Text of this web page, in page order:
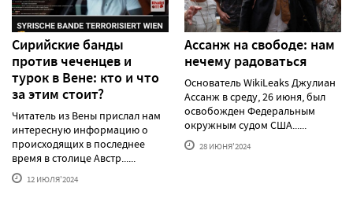
Сирийские банды
против чеченцев и
турок в Вене: кто и что
за этим стоит?
Читатель из Вены прислал нам
интересную информацию о
происходящих в последнее
время в столице Австр......
12 ИЮЛЯ'2024
Ассанж на свободе: нам
нечему радоваться
Основатель WikiLeaks Джулиан
Ассанж в среду, 26 июня, был
освобожден Федеральным
окружным судом США......
28 ИЮНЯ'2024